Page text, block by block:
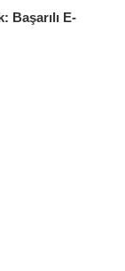
Başarılı E-